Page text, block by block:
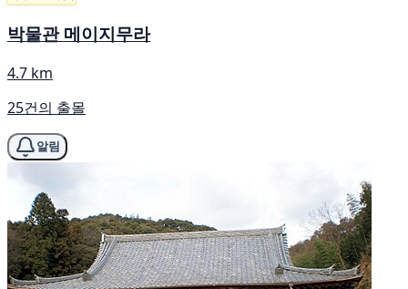
박물관 메이지무라
4.7 km
25건의 출몰
알림